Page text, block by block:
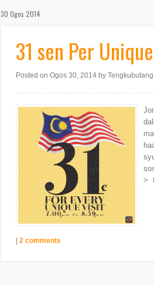
30 Ogos 2014
31 sen Per
Posted on Ogos 30, 2014 by Tengkubutang
>
2 comments